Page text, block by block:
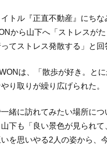
トル『正直不動産』にち
から山下へ「ストレスが
てストレス発散する」と回
は、「散歩が好き。と
り取りが繰り広げられた。
緒に訪れてみたい場所に
下も「良い景色が見られ
を思いやる2人の姿から、